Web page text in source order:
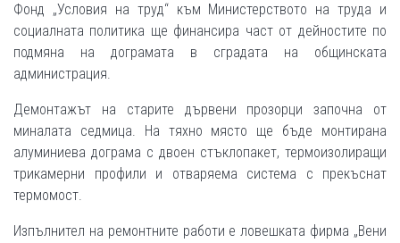
Фонд „Условия на труд“ към Министерството на труда и
социалната политика ще финансира част от дейностите по
подмяна на дограмата в сградата на общинската
администрация.
Демонтажът на старите дървени прозорци започна от
миналата седмица. На тяхно място ще бъде монтирана
алуминиева дограма с двоен стъклопакет, термоизолиращи
трикамерни профили и oтваряема система с прекъснат
термомост.
Изпълнител на ремонтните работи е ловешката фирма „Вени